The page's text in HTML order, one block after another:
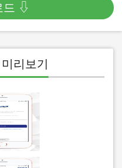
드 ⇩
리보기